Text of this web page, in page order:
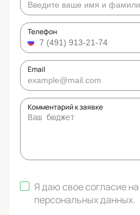
Телефон
Email
Комментарий к заявке
Я даю свое согласие на
персональных данных.